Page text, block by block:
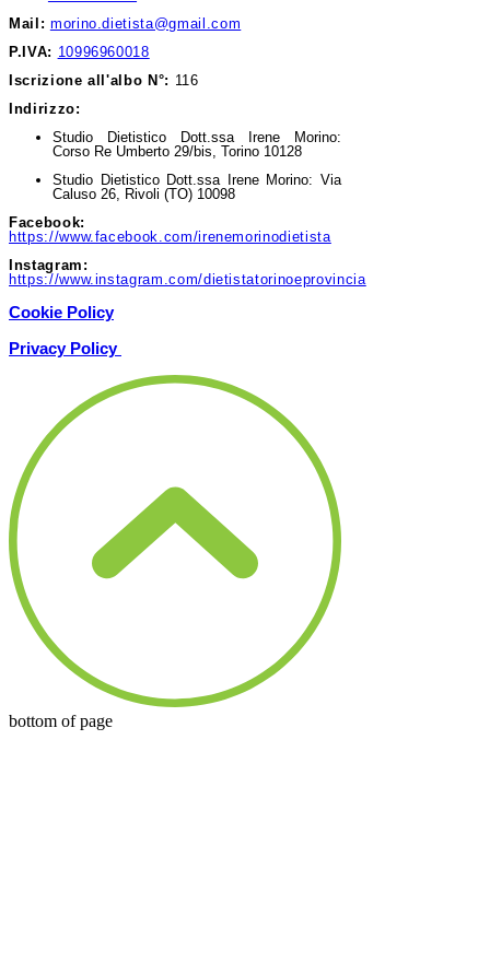
Mail: morino.dietista@gmail.com
P.IVA: 10996960018
Iscrizione all'albo N°: 116
Indirizzo:
Studio Dietistico Dott.ssa Irene Morino:
Corso Re Umberto 29/bis, Torino 10128
Studio Dietistico Dott.ssa Irene Morino: Via
Caluso 26, Rivoli (TO) 10098
Facebook:
https://www.facebook.com/irenemorinodietista
Instagram:
https://www.instagram.com/dietistatorinoeprovincia
Cookie Policy
Privacy Policy
bottom of page